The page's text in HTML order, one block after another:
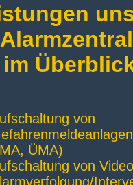
im
von
ÜMA)
von